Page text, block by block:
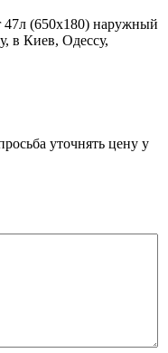
(650х180) наружный
в Киев, Одессу,
уточнять цену у